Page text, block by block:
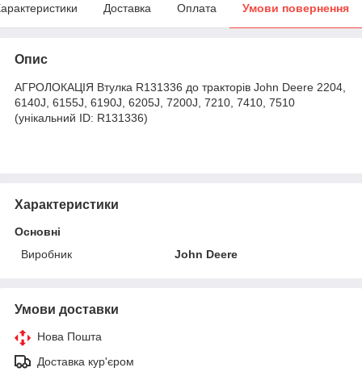
Доставка Оплата Умови повернення
Опис
АГРОЛОКАЦІЯ Втулка R131336 до тракторів John Deere 2204,
6140J, 6155J, 6190J, 6205J, 7200J, 7210, 7410, 7510
(унікальний ID: R131336)
Характеристики
Основні
Виробник
John Deere
Умови доставки
Нова Пошта
Доставка кур'єром